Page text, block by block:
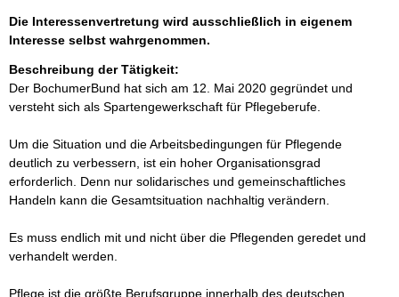
Die Interessenvertretung wird ausschließlich in eigenem
Interesse selbst wahrgenommen.
Beschreibung der Tätigkeit:
Der BochumerBund hat sich am 12. Mai 2020 gegründet und
versteht sich als Spartengewerkschaft für Pflegeberufe.
Um die Situation und die Arbeitsbedingungen für Pflegende
deutlich zu verbessern, ist ein hoher Organisationsgrad
erforderlich. Denn nur solidarisches und gemeinschaftliches
Handeln kann die Gesamtsituation nachhaltig verändern.
Es muss endlich mit und nicht über die Pflegenden geredet und
verhandelt werden.
Pflege ist die größte Berufsgruppe innerhalb des deutschen